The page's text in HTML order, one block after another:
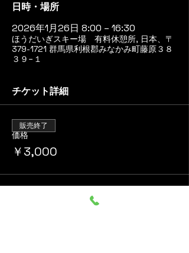
日時・場所
2026年1月26日 8:00 – 16:30
ほうだいぎスキー場 有料休憩所, 日本、〒
379-1721 群馬県利根郡みなかみ町藤原３８
３９−１
チケット詳細
価格
￥3,000
販売終了